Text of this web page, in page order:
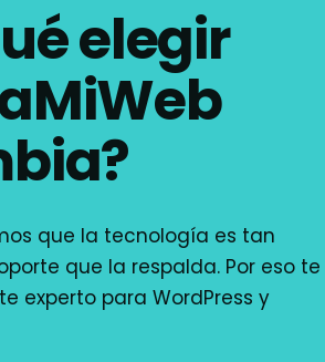
elegir
que la tecnología es tan
que la respalda. Por eso te
experto para WordPress y